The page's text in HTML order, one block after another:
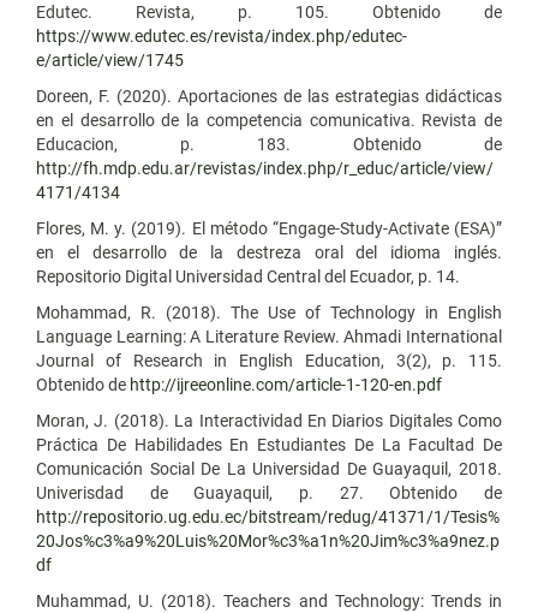
Edutec. Revista, p. 105. Obtenido de
https://www.edutec.es/revista/index.php/edutec-
e/article/view/1745
Doreen, F. (2020). Aportaciones de las estrategias didácticas
en el desarrollo de la competencia comunicativa. Revista de
Educacion, p. 183. Obtenido de
http://fh.mdp.edu.ar/revistas/index.php/r_educ/article/view/
4171/4134
Flores, M. y. (2019). El método “Engage-Study-Activate (ESA)”
en el desarrollo de la destreza oral del idioma inglés.
Repositorio Digital Universidad Central del Ecuador, p. 14.
Mohammad, R. (2018). The Use of Technology in English
Language Learning: A Literature Review. Ahmadi International
Journal of Research in English Education, 3(2), p. 115.
Obtenido de http://ijreeonline.com/article-1-120-en.pdf
Moran, J. (2018). La Interactividad En Diarios Digitales Como
Práctica De Habilidades En Estudiantes De La Facultad De
Comunicación Social De La Universidad De Guayaquil, 2018.
Univerisdad de Guayaquil, p. 27. Obtenido de
http://repositorio.ug.edu.ec/bitstream/redug/41371/1/Tesis%
20Jos%c3%a9%20Luis%20Mor%c3%a1n%20Jim%c3%a9nez.p
df
Muhammad, U. (2018). Teachers and Technology: Trends in